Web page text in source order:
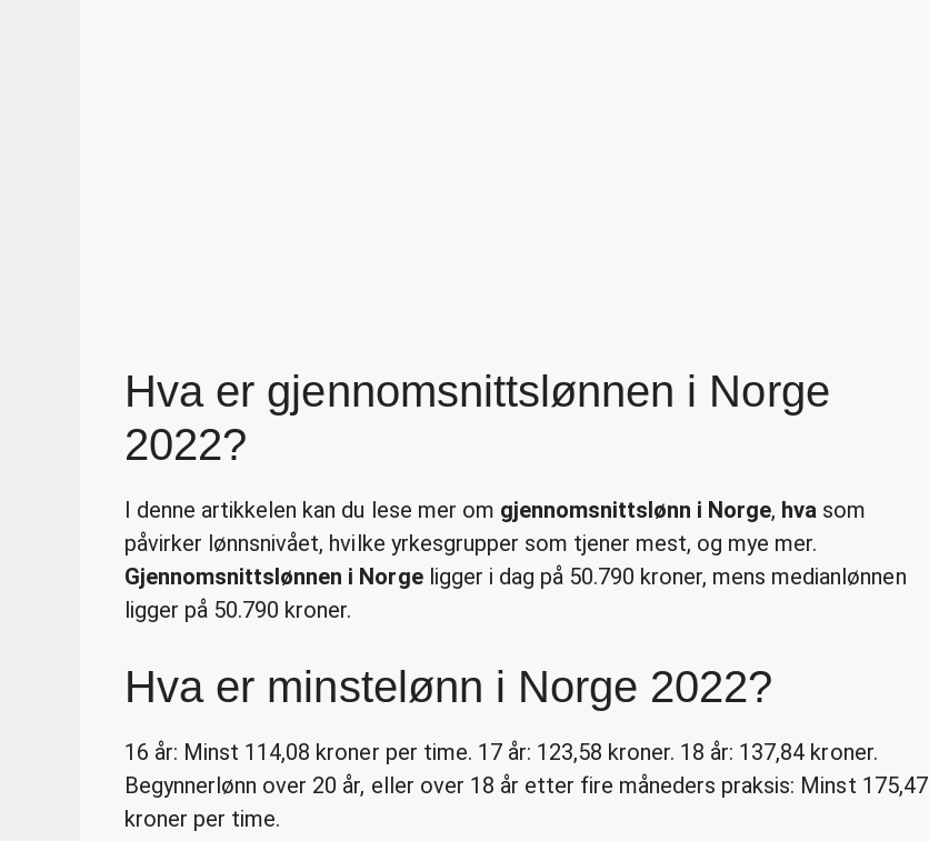
Hva er gjennomsnittslønnen i Norge
2022?
I denne artikkelen kan du lese mer om gjennomsnittslønn i Norge, hva som
påvirker lønnsnivået, hvilke yrkesgrupper som tjener mest, og mye mer.
Gjennomsnittslønnen i Norgeligger i dag på 50.790 kroner, mens medianlønnen
ligger på 50.790 kroner.
Hva er minstelønn i Norge 2022?
16 år: Minst 114,08 kroner per time. 17 år: 123,58 kroner. 18 år: 137,84 kroner.
Begynnerlønn over 20 år, eller over 18 år etter fire måneders praksis: Minst 175,47
kroner per time.